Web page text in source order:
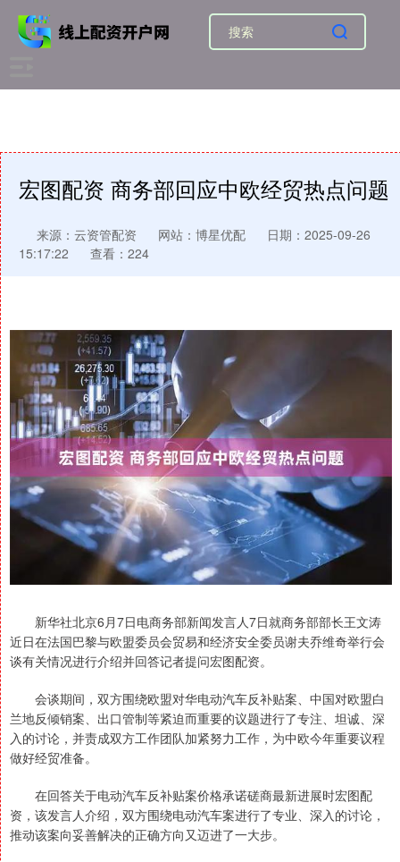
宏图配资 商务部回应中欧经贸热点问题
来源：云资管配资 网站：博星优配
日期：2025-09-26
15:17:22
查看：224
新华社北京6月7日电商务部新闻发言人7日就商务部部长王文涛
近日在法国巴黎与欧盟委员会贸易和经济安全委员谢夫乔维奇举行会
谈有关情况进行介绍并回答记者提问宏图配资。
会谈期间，双方围绕欧盟对华电动汽车反补贴案、中国对欧盟白
兰地反倾销案、出口管制等紧迫而重要的议题进行了专注、坦诚、深
入的讨论，并责成双方工作团队加紧努力工作，为中欧今年重要议程
做好经贸准备。
在回答关于电动汽车反补贴案价格承诺磋商最新进展时宏图配
资，该发言人介绍，双方围绕电动汽车案进行了专业、深入的讨论，
推动该案向妥善解决的正确方向又迈进了一大步。